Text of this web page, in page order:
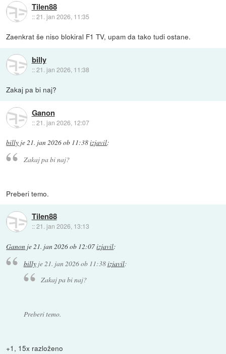
Tilen88
::21. jan 2026, 11:35
Zaenkrat še niso blokiral F1 TV, upam da tako tudi ostane.
billy
::21. jan 2026, 11:38
Zakaj pa bi naj?
Ganon
::21. jan 2026, 12:07
billy je21. jan 2026 ob 11:38izjavil:
Zakaj pa bi naj?
Preberi temo.
Tilen88
::21. jan 2026, 13:13
Ganon je21. jan 2026 ob 12:07izjavil:
billyje 21. jan 2026 ob 11:38izjavil:
Zakaj pa bi naj?
Preberi temo.
+1, 15x razloženo